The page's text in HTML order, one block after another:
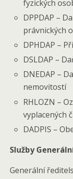
fyzických
DPPDAP –
právnických
DPHDAP –
DSLDAP –
DNEDAP –
nemovitostí
RHLOZN –
vyplacených
DADPIS –
Služby
Generální